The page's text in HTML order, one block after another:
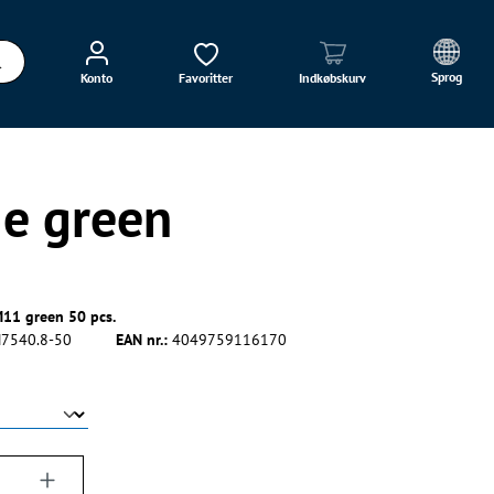
Konto Favoritter Indkøbskurv Sprog
green
green 50 pcs.
50 EAN nr.: 4049759116170
Indtast det ønskede beløb, eller